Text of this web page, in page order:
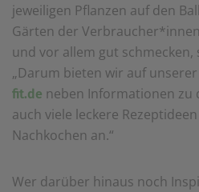
jeweiligen Pflanzen auf den
Gärten der
und vor allem gut schmecken,
„Darum bieten wir auf
fit.de neben Informationen zu
auch viele leckere
Nachkochen an.“
Wer darüber hinaus noch